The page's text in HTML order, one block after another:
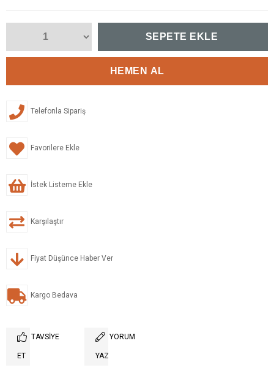
Telefonla Sipariş
Favorilere Ekle
İstek Listeme Ekle
Karşılaştır
Fiyat Düşünce Haber Ver
Kargo Bedava
TAVSIYE
ET
YORUM
YAZ